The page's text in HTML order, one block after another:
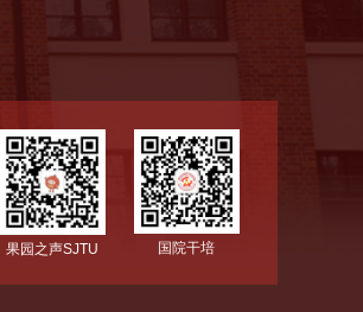
果园之声SJTU 国院干培